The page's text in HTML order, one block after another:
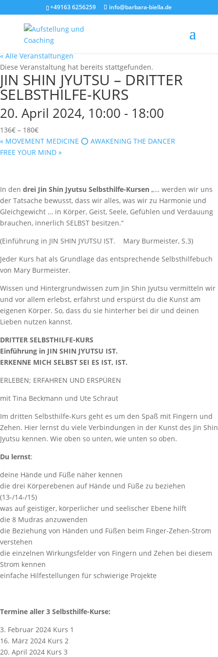
+49163 6256259 info@barbara-biella.de
« Alle Veranstaltungen
Diese Veranstaltung hat bereits stattgefunden.
JIN SHIN JYUTSU – DRITTER
SELBSTHILFE-KURS
20. April 2024, 10:00 - 18:00
136€ – 180€
« MOVEMENT MEDICINE ⭕️ AWAKENING THE DANCER
FREE YOUR MIND »
In den drei Jin Shin Jyutsu Selbsthilfe-Kursen „… werden wir uns
der Tatsache bewusst, dass wir alles, was wir zu Harmonie und
Gleichgewicht … in Körper, Geist, Seele, Gefühlen und Verdauung
brauchen, innerlich SELBST besitzen.“
(Einführung in JIN SHIN JYUTSU IST.
Mary Burmeister, S.3)
Jeder Kurs hat als Grundlage das entsprechende Selbsthilfebuch
von Mary Burmeister.
Wissen und Hintergrundwissen zum Jin Shin Jyutsu vermitteln wir
und vor allem erlebst, erfährst und erspürst du die Kunst am
eigenen Körper. So, dass du sie hinterher bei dir und deinen
Lieben nutzen kannst.
DRITTER SELBSTHILFE-KURS
Einführung in JIN SHIN JYUTSU IST.
ERKENNE MICH SELBST SEI ES IST, IST.
ERLEBEN; ERFAHREN UND ERSPÜREN
mit Tina Beckmann und Ute Schraut
Im dritten Selbsthilfe-Kurs geht es um den Spaß mit Fingern und
Zehen. Hier lernst du viele Verbindungen in der Kunst des Jin Shin
Jyutsu kennen. Wie oben so unten, wie unten so oben.
Du lernst:
deine Hände und Füße näher kennen
die drei Körperebenen auf Hände und Füße zu beziehen
(13-/14-/15)
was auf geistiger, körperlicher und seelischer Ebene hilft
die 8 Mudras anzuwenden
die Beziehung von Händen und Füßen beim Finger-Zehen-Strom
verstehen
die einzelnen Wirkungsfelder von Fingern und Zehen bei diesem
Strom kennen
einfache Hilfestellungen für schwierige Projekte
Termine aller 3 Selbsthilfe-Kurse:
3. Februar 2024 Kurs 1
16. März 2024 Kurs 2
20. April 2024 Kurs 3